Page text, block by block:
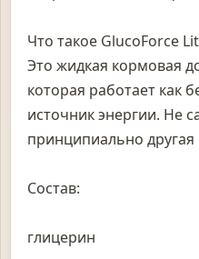
Что такое GlucoForce
Это жидкая кормовая
которая работает как
источник энергии. Не
принципиально
Состав:
глицерин